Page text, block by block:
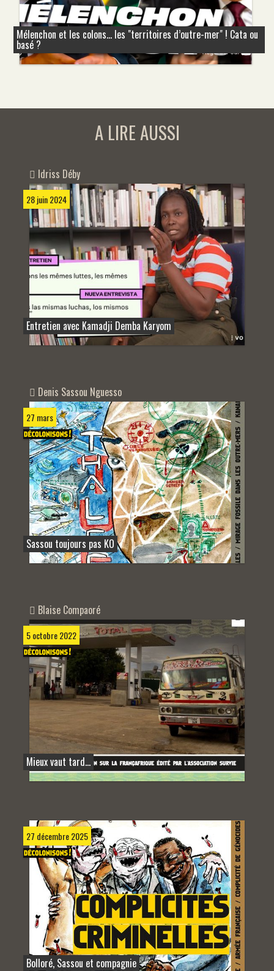
Mélenchon et les colons... les "territoires d’outre-mer" ! Cata ou
basé ?
A LIRE AUSSI
Idriss Déby
28 juin 2024
Entretien avec Kamadji Demba Karyom
Denis Sassou Nguesso
27 mars
Sassou toujours pas KO
Blaise Compaoré
5 octobre 2022
Mieux vaut tard…
27 décembre 2025
Bolloré, Sassou et compagnie